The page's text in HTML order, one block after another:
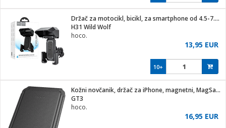
Držač za motocikl, bicikl, za smartphone od 4.5-7.0"
H31 Wild Wolf
hoco.
13,95 EUR
10+
Kožni novčanik, držač za iPhone, magnetni, MagSafe
GT3
hoco.
16,95 EUR